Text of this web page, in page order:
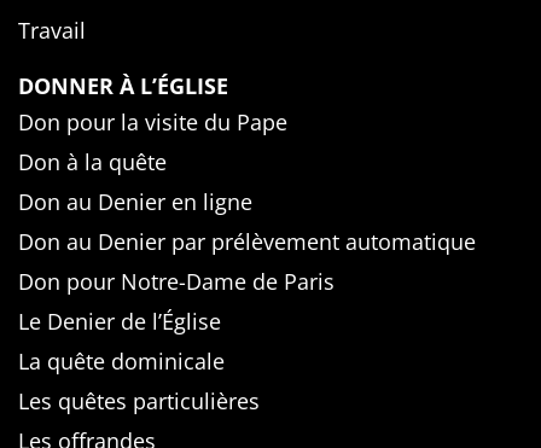
Travail
DONNER À L’ÉGLISE
Don pour la visite du Pape
Don à la quête
Don au Denier en ligne
Don au Denier par prélèvement automatique
Don pour Notre-Dame de Paris
Le Denier de l’Église
La quête dominicale
Les quêtes particulières
Les offrandes